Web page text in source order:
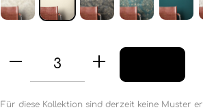
Für diese Kollektion sind derzeit keine Muster